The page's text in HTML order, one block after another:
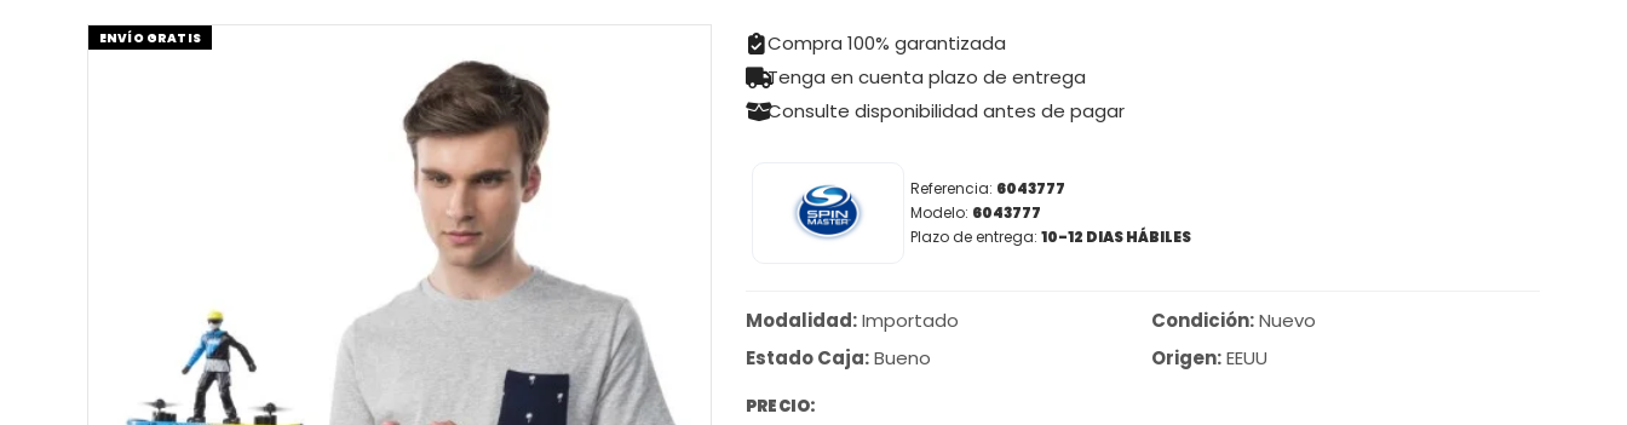
ENVÍO GRATIS
Compra 100% garantizada
Tenga en cuenta plazo de entrega
Consulte disponibilidad antes de pagar
Referencia: 6043777
Modelo: 6043777
Plazo de entrega: 10-12 DIAS HÁBILES
Modalidad:Importado Condición:Nuevo
Estado Caja:Bueno Origen:EEUU
PRECIO: